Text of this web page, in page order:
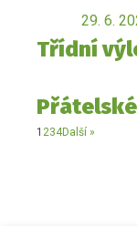
29. 6.
Třídní
1 234Další »